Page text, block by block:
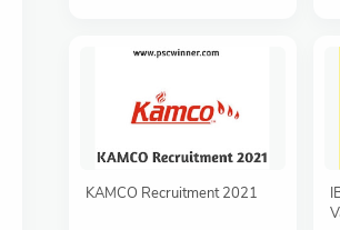
KAMCO Recruitment 2021